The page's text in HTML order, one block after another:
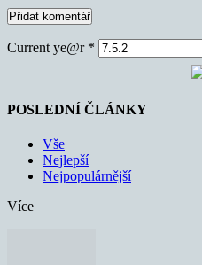
Current ye@r *
POSLEDNÍ ČLÁNKY
Vše
Nejlepší
Nejpopulárnější
Více